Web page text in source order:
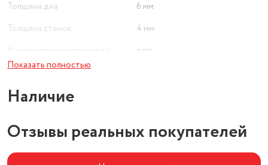
Толщина дна
6 мм
Толщина стенок
4 мм
есть
Показать полностью
Наличие
Отзывы реальных покупателей